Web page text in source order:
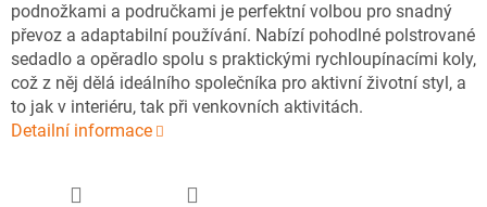
podnožkami a područkami je perfektní volbou pro snadný
převoz a adaptabilní používání. Nabízí pohodlné polstrované
sedadlo a opěradlo spolu s praktickými rychloupínacími koly,
což z něj dělá ideálního společníka pro aktivní životní styl, a
to jak v interiéru, tak při venkovních aktivitách.
Detailní informace